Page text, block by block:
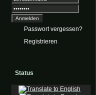
Passwort vergessen?
Registrieren
Status